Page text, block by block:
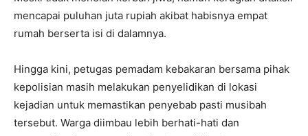
mencapai puluhan juta rupiah akibat habisnya empat
rumah berserta isi di dalamnya.
Hingga kini, petugas pemadam kebakaran bersama pihak
kepolisian masih melakukan penyelidikan di lokasi
kejadian untuk memastikan penyebab pasti musibah
tersebut. Warga diimbau lebih berhati-hati dan